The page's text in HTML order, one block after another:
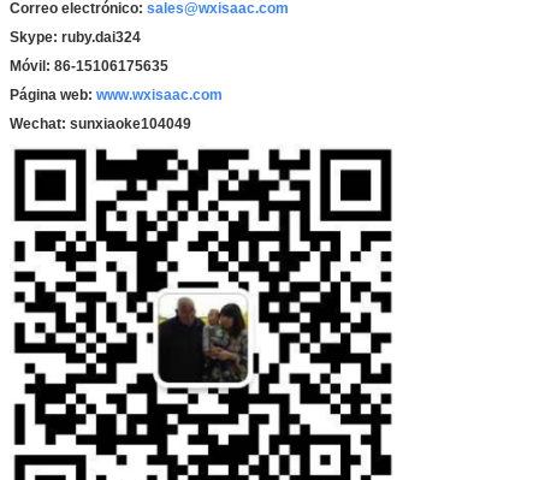
Correo electrónico: sales@wxisaac.com
Skype: ruby.dai324
Móvil: 86-15106175635
Página web: www.wxisaac.com
Wechat: sunxiaoke104049